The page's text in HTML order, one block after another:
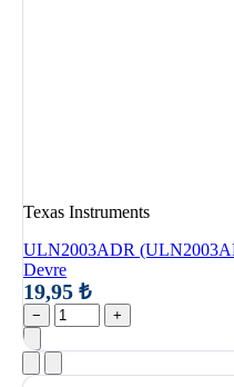
Texas Instruments
ULN2003ADR
Devre
19,95 ₺
− +